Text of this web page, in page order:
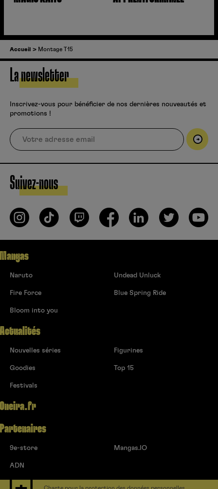
Accueil Montage T15
La newsletter
Inscrivez-vous pour bénéficier de nos dernières nouveautés et
promotions !
Suivez-nous
Mangas
Naruto
Fire Force
Bloom into you
Undead Unluck
Blue Spring Ride
Actualités
Nouvelles séries
Goodies
Festivals
Figurines
Top 15
Oneira.fr
Partenaires
9e-store
ADN
Mangas.IO